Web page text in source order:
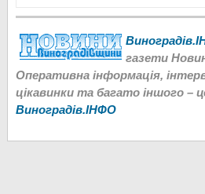
газети
Оперативна інформація,
цікавинки та багато іншого –
Виноградів.ІНФО